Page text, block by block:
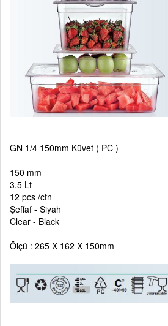
GN 1/4 150mm Küvet ( PC )
150 mm
3,5 Lt
12 pcs /ctn
Şeffaf - Siyah
Clear - Black
Ölçü : 265 X 162 X 150mm